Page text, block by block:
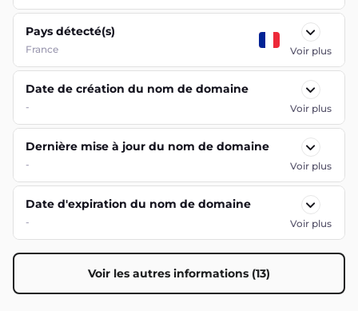
Pays détecté(s)
France Voir plus
Date de création du nom de domaine
- Voir plus
Dernière mise à jour du nom de domaine
- Voir plus
Date d'expiration du nom de domaine
- Voir plus
Voir les autres informations (13)